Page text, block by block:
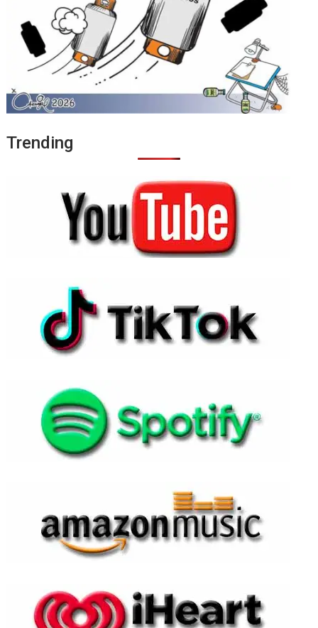
Trending